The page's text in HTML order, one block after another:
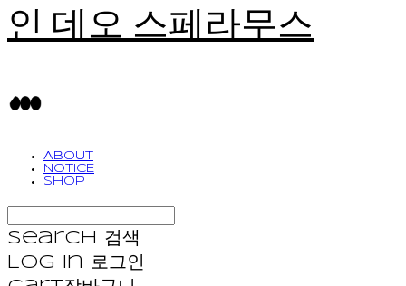
인 데오 스페라무스
ABOUT
NOTICE
SHOP
Search
검색
Log In 로그인